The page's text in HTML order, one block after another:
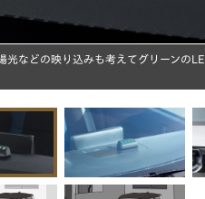
光などの映り込みも考えてグリーンの